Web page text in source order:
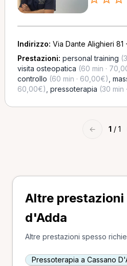
Indirizzo: Via Dante Alighieri
Prestazioni: personal training
visita osteopatica (60 min ·
controllo (60 min · 60,00€)
60,00€) pressoterapia (30 min
← 1 / 1
Altre prestazioni
d'Adda
Altre prestazioni spesso
Pressoterapia a Cassano